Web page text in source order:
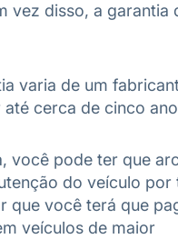
vez disso, a garantia
varia de um
cerca de cinco
você pode ter que
do veículo por
que você terá que
veículos de maior